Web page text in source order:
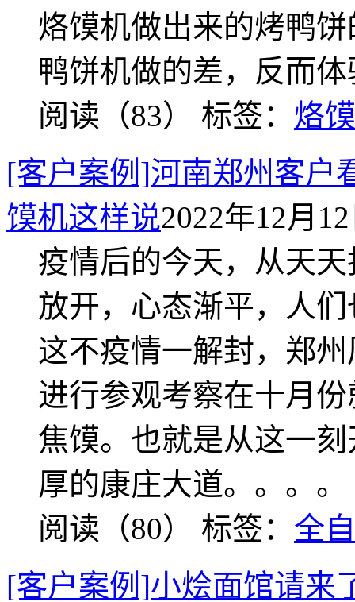
烙馍机做出来的烤鸭
鸭饼机做的差，反而
阅读（83） 标签： 烙
[客户案例]河南郑州客户
馍机这样说2022年12月
疫情后的今天，从天
放开，心态渐平，人
这不疫情一解封，郑
进行参观考察在十月
焦馍。也就是从这一
厚的康庄大道。。。。
阅读（80） 标签： 全
[客户案例]小烩面馆请来